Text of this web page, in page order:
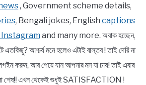
, Government scheme details,
, Bengali jokes, English captions
and many more. অবাক হচ্ছেন,
আশ্চর্য মনে হলেও এটাই বাস্তব ! তাই দেরি না
করুন, আর পেয়ে যান আপনার মন যা চায়! তাই এবার
শেষ!! এখন থেকেই শুধুই SATISFACTION !